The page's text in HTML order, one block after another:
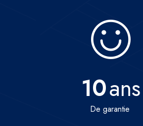
10ans
De garantie